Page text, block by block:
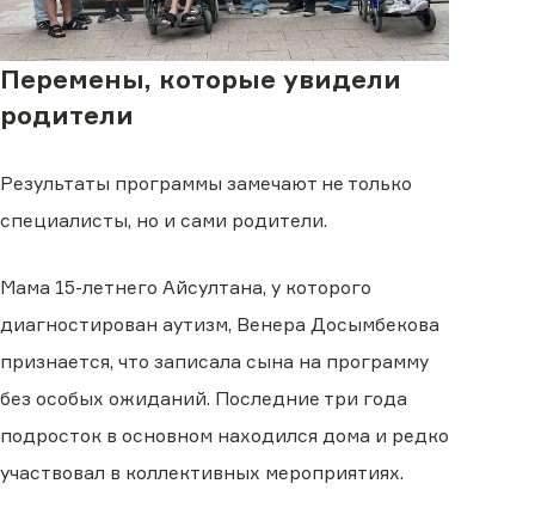
Перемены, которые увидели
родители
Результаты программы замечают не только
специалисты, но и сами родители.
Мама 15-летнего Айсултана, у которого
диагностирован аутизм, Венера Досымбекова
признается, что записала сына на программу
без особых ожиданий. Последние три года
подросток в основном находился дома и редко
участвовал в коллективных мероприятиях.